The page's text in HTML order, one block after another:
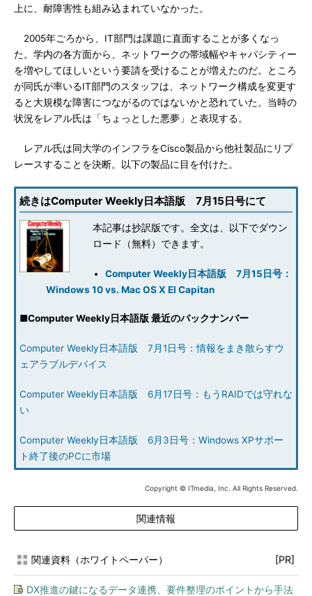
上に、耐障害性も組み込まれていなかった。
2005年ごろから、IT部門は課題に直面することが多くなっ
た。学内の各方面から、ネットワークの帯域幅やキャパシティー
を増やしてほしいという要請を受けることが増えたのだ。ところ
が同氏が率いるIT部門のスタッフは、ネットワーク構成を変更す
ると大規模な障害につながるのではないかと恐れていた。当時の
状況をレアル氏は「ちょっとした悪夢」と表現する。
レアル氏は同大学のインフラをCisco製品から他社製品にリプ
レースすることを決断。以下の製品に目を付けた。
続きはComputer Weekly日本語版 7月15日号にて
本記事は抄訳版です。全文は、以下でダウン
ロード（無料）できます。
Computer Weekly日本語版 7月15日号：
Windows 10 vs. Mac OS X El Capitan
■Computer Weekly日本語版 最近のバックナンバー
Computer Weekly日本語版 7月1日号：情報をまき散らすウ
ェアラブルデバイス
Computer Weekly日本語版 6月17日号：もうRAIDでは守れな
い
Computer Weekly日本語版 6月3日号：Windows XPサポー
ト終了後のPCに市場
Copyright © ITmedia, Inc. All Rights Reserved.
関連情報
関連資料（ホワイトペーパー） [PR]
DX推進の鍵になるデータ連携、要件整理のポイントから手法